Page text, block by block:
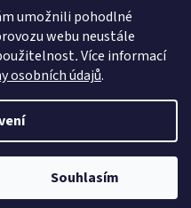
umožnili pohodlné
webu neustále
.Více informací
osobních údajů.
Souhlasím
. Všechna práva vyhrazena.
cookies